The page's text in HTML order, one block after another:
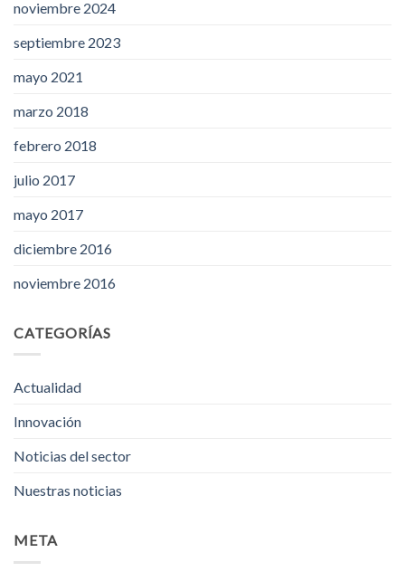
noviembre 2024
septiembre 2023
mayo 2021
marzo 2018
febrero 2018
julio 2017
mayo 2017
diciembre 2016
noviembre 2016
CATEGORÍAS
Actualidad
Innovación
Noticias del sector
Nuestras noticias
META